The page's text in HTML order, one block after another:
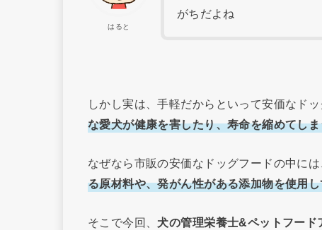
はると
がちだよね
しかし実は、手軽だからといって安価なド
な愛犬が健康を害したり、寿命を縮めてし
なぜなら市販の安価なドッグフードの中には
る原材料や、発がん性がある添加物を使用
そこで今回、 犬の管理栄養士&ペットフード